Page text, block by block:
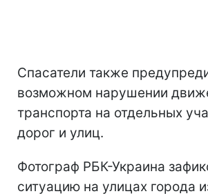
Спасатели также
возможном нарушении
транспорта на отдельных
дорог и улиц.
Фотограф РБК-Украина
ситуацию на улицах города